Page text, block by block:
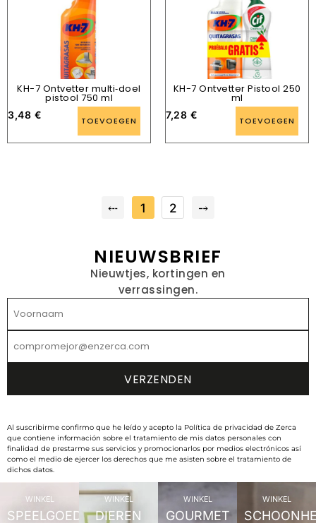
KH-7 Ontvetter multi‑doel
pistool 750 ml
3,48 € TOEVOEGEN
KH-7 Ontvetter Pistool 250
ml
7,28 € TOEVOEGEN
⤎ 1 2 ⤍
NIEUWSBRIEF
Nieuwtjes, kortingen en
verrassingen.
Al suscribirme confirmo que he leído y acepto la Política de privacidad de Zerca
que contiene información sobre el tratamiento de mis datos personales con
finalidad de prestarme sus servicios y promocionarlos por medios electrónicos así
como el medio de ejercer los derechos que me asisten sobre el tratamiento de
dichos datos.
WINKEL
SPEELGOED
WINKEL
DIEREN
WINKEL
GOURMET
WINKEL